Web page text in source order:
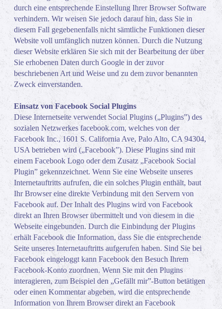
durch eine entsprechende Einstellung Ihrer Browser Software
verhindern. Wir weisen Sie jedoch darauf hin, dass Sie in
diesem Fall gegebenenfalls nicht sämtliche Funktionen dieser
Website voll umfänglich nutzen können. Durch die Nutzung
dieser Website erklären Sie sich mit der Bearbeitung der über
Sie erhobenen Daten durch Google in der zuvor
beschriebenen Art und Weise und zu dem zuvor benannten
Zweck einverstanden.
Einsatz von Facebook Social Plugins
Diese Internetseite verwendet Social Plugins („Plugins”) des
sozialen Netzwerkes facebook.com, welches von der
Facebook Inc., 1601 S. California Ave, Palo Alto, CA 94304,
USA betrieben wird („Facebook”). Diese Plugins sind mit
einem Facebook Logo oder dem Zusatz „Facebook Social
Plugin” gekennzeichnet. Wenn Sie eine Webseite unseres
Internetauftritts aufrufen, die ein solches Plugin enthält, baut
Ihr Browser eine direkte Verbindung mit den Servern von
Facebook auf. Der Inhalt des Plugins wird von Facebook
direkt an Ihren Browser übermittelt und von diesem in die
Webseite eingebunden. Durch die Einbindung der Plugins
erhält Facebook die Information, dass Sie die entsprechende
Seite unseres Internetauftritts aufgerufen haben. Sind Sie bei
Facebook eingeloggt kann Facebook den Besuch Ihrem
Facebook-Konto zuordnen. Wenn Sie mit den Plugins
interagieren, zum Beispiel den „Gefällt mir”-Button betätigen
oder einen Kommentar abgeben, wird die entsprechende
Information von Ihrem Browser direkt an Facebook